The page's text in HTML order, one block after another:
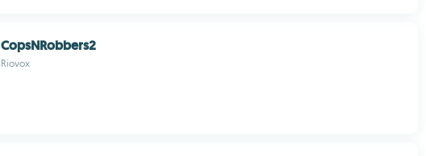
CopsNRobbers2
Riovox